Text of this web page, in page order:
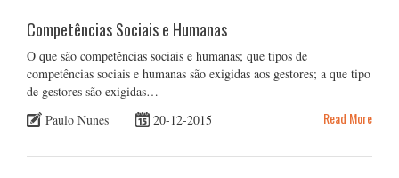
Competências Sociais e Humanas
O que são competências sociais e humanas; que tipos de
competências sociais e humanas são exigidas aos gestores; a que tipo
de gestores são exigidas…
Paulo Nunes
20-12-2015 Read More